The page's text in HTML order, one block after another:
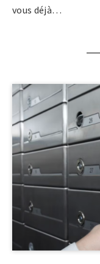
vous déjà…